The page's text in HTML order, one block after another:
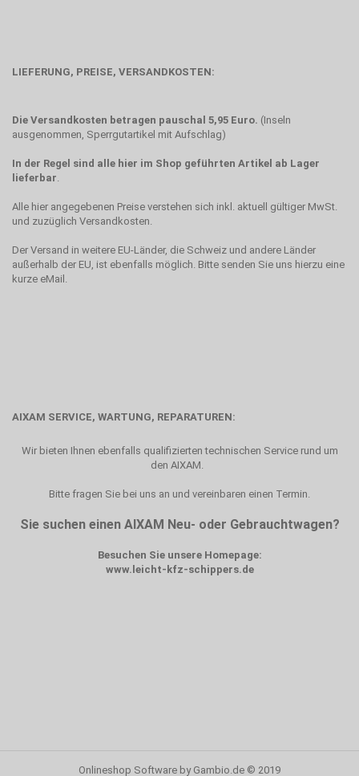
LIEFERUNG, PREISE, VERSANDKOSTEN:
Die Versandkosten betragen pauschal 5,95 Euro. (Inseln
ausgenommen, Sperrgutartikel mit Aufschlag)
In der Regel sind alle hier im Shop geführten Artikel ab Lager
lieferbar
Alle hier angegebenen Preise verstehen sich inkl. aktuell gültiger MwSt.
und zuzüglich Versandkosten.
Der Versand in weitere EU-Länder, die Schweiz und andere Länder
außerhalb der EU, ist ebenfalls möglich. Bitte senden Sie uns hierzu eine
kurze eMail.
AIXAM SERVICE, WARTUNG, REPARATUREN:
Wir bieten Ihnen ebenfalls qualifizierten technischen Service rund um
den AIXAM.
Bitte fragen Sie bei uns an und vereinbaren einen Termin.
Sie suchen einen AIXAM Neu- oder Gebrauchtwagen?
Besuchen Sie unsere Homepage:
www.leicht-kfz-schippers.de
Onlineshop Software by Gambio.de © 2019